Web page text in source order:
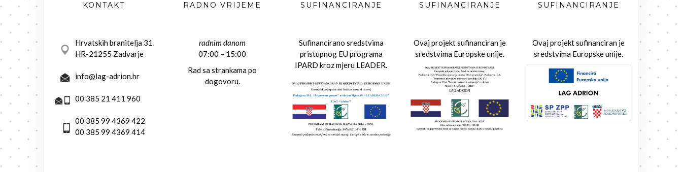
KONTAKT
Hrvatskih branitelja 31
HR-21255 Zadvarje
info@lag-adrion.hr
00 385 21 411 960
00 385 99 4369 422
00 385 99 4369 414
RADNO VRIJEME
radnim danom
07:00 – 15:00
Rad sa strankama po
dogovoru.
SUFINANCIRANJE
Sufinancirano sredstvima
pristupnog EU programa
IPARD kroz mjeru LEADER.
SUFINANCIRANJE
Ovaj projekt sufinanciran je
sredstvima Europske unije.
SUFINANCIRANJE
Ovaj projekt sufinanciran je
sredstvima Europske unije.